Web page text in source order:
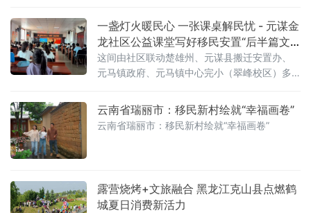
旅融合、人才赋能、试点创新、政策兜底四项
举措，全方位构建多元化、特色化、可持续的
移民产业发展新格局，以产业兴旺为移民乡村
全面振兴注入持久强劲动力。 依托安置点得天
独
一盏灯火暖民心 一张课桌解民忧 - 元谋金
龙社区公益课堂写好移民安置“后半篇文
章”
这间由社区联动楚雄州、元谋县搬迁安置办、
元马镇政府、元马镇中心完小（翠峰校区）多
子女课后时光，用精准民生服务破解搬迁群众
急难愁盼。金龙社区是乌东德水电站集中移民
云南省瑞丽市：移民新村绘就“幸福画卷”
云南省瑞丽市：移民新村绘就“幸福画卷”
露营烧烤+文旅融合 黑龙江克山县点燃鹤
城夏日消费新活力